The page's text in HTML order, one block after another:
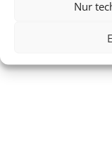
Nur